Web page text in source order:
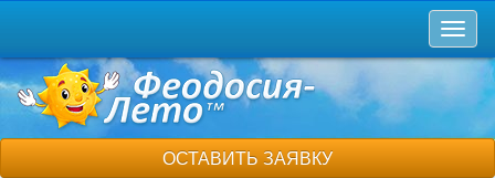
основному
содержанию
ОСТАВИТЬ ЗАЯВКУ